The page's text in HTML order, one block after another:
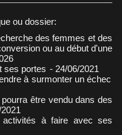
ou dossier:
des femmes et des
ou au début d'une
ses portes - 24/06/2021
à surmonter un échec
être vendu dans des
à faire avec ses